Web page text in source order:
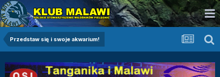
Przedstaw się i swoje akwarium!